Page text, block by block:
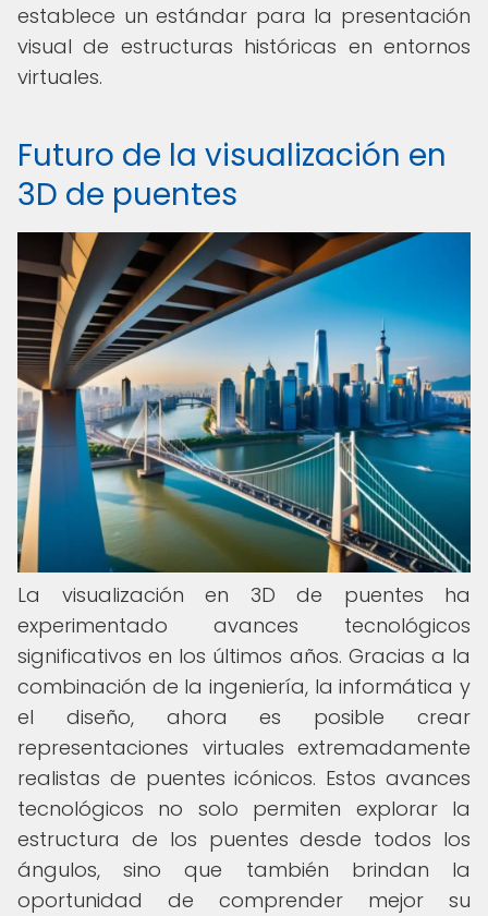
establece un estándar para la presentación
visual de estructuras históricas en entornos
virtuales.
Futuro de la visualización en
3D de puentes
La visualización en 3D de puentes ha
experimentado avances tecnológicos
significativos en los últimos años. Gracias a la
combinación de la ingeniería, la informática y
el diseño, ahora es posible crear
representaciones virtuales extremadamente
realistas de puentes icónicos. Estos avances
tecnológicos no solo permiten explorar la
estructura de los puentes desde todos los
ángulos, sino que también brindan la
oportunidad de comprender mejor su